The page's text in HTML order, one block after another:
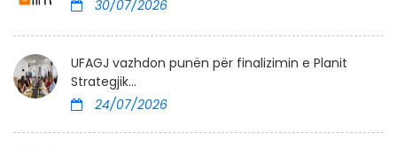
30/07/2026
UFAGJ vazhdon punën për finalizimin e Planit
Strategjik...
24/07/2026